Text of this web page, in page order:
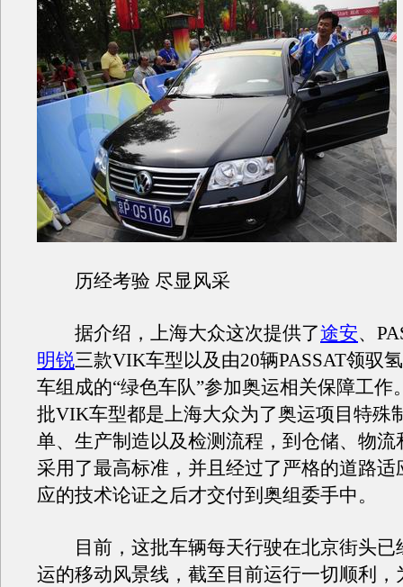
历经考验 尽显风采
据介绍，上海大众这次提供了途安、
明锐三款VIK车型以及由20辆PASSAT领驭
车组成的“绿色车队”参加奥运相关保障工作
批VIK车型都是上海大众为了奥运项目特殊
单、生产制造以及检测流程，到仓储、物流
采用了最高标准，并且经过了严格的道路适
应的技术论证之后才交付到奥组委手中。
目前，这批车辆每天行驶在北京街头已
运的移动风景线，截至目前运行一切顺利，